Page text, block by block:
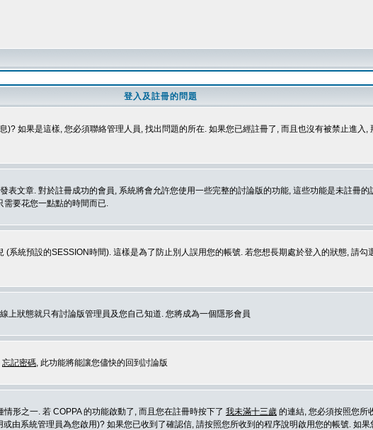
登入及註冊的問題
如果是這樣, 您必須聯絡管理人員, 找出問題的所在. 如果您已經註冊了, 而且也沒有被禁止進
文章. 對於註冊成功的會員, 系統將會允許您使用一些完整的討論版的功能, 這些功能是未註冊
需要花您一點點的時間而已.
系統預設的SESSION時間). 這樣是為了防止別人誤用您的帳號. 若您想長期處於登入的狀態, 請
上狀態就只有討論版管理員及您自己知道. 您將成為一個隱形會員
忘記密碼, 此功能將能讓您儘快的回到討論版
形之一. 若 COPPA 的功能啟動了, 而且您在註冊時按下了 我未滿十三歲 的連結, 您必須按照您所
由系統管理員為您啟用)? 如果您已收到了確認信, 請按照您所收到的程序說明啟用您的帳號. 如